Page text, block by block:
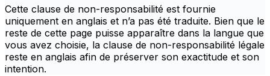
Cette clause de non-responsabilité est fournie
uniquement en anglais et n’a pas été traduite. Bien que le
reste de cette page puisse apparaître dans la langue que
vous avez choisie, la clause de non-responsabilité légale
reste en anglais afin de préserver son exactitude et son
intention.